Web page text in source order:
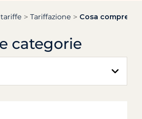
Tariffazione Cosa
categorie